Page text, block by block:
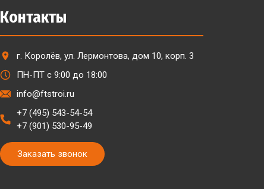
Контакты
г. Королёв, ул. Лермонтова, дом 10, корп. 3
ПН-ПТ с 9:00 до 18:00
info@ftstroi.ru
+7 (495) 543-54-54
+7 (901) 530-95-49
Заказать звонок